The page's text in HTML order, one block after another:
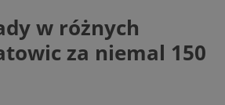
w różnych
za niemal 150